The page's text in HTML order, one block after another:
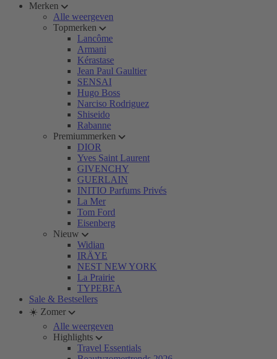
Merken
Alle weergeven
Topmerken
Lancôme
Armani
Kérastase
Jean Paul Gaultier
SENSAI
Hugo Boss
Narciso Rodriguez
Shiseido
Rabanne
Premiummerken
DIOR
Yves Saint Laurent
GIVENCHY
GUERLAIN
INITIO Parfums Privés
La Mer
Tom Ford
Eisenberg
Nieuw
Widian
IRÄYE
NEST NEW YORK
La Prairie
TYPEBEA
Sale & Bestsellers
☀️ Zomer
Alle weergeven
Highlights
Travel Essentials